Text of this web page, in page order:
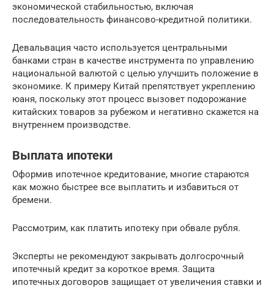
экономической стабильностью, включая
последовательность финансово-кредитной политики.
Девальвация часто используется центральными
банками стран в качестве инструмента по управлению
национальной валютой с целью улучшить положение в
экономике. К примеру Китай препятствует укреплению
юаня, поскольку этот процесс вызовет подорожание
китайских товаров за рубежом и негативно скажется на
внутреннем производстве.
Выплата ипотеки
Оформив ипотечное кредитование, многие стараются
как можно быстрее все выплатить и избавиться от
бремени.
Рассмотрим, как платить ипотеку при обвале рубля.
Эксперты не рекомендуют закрывать долгосрочный
ипотечный кредит за короткое время. Защита
ипотечных договоров защищает от увеличения ставки и